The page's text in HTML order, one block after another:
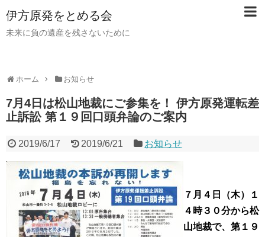
伊方原発をとめる会
未来に負の遺産を残さないために
ホーム お知らせ
7月4日は松山地裁にご参集を！ 伊方原発運転差
止訴訟 第１９回口頭弁論のご案内
2019/6/17 2019/6/21 お知らせ
７月４日（木）１
４時３０分から松
山地裁で、第１９